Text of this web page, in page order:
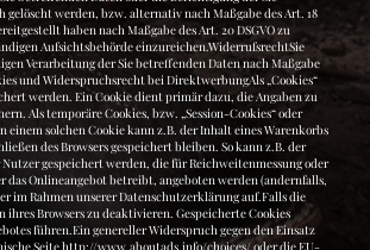
http://www.aboutads.info/choices/oder die EU-